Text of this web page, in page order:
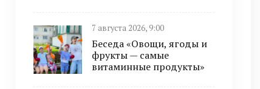
7 августа 2026, 9:00
Беседа «Овощи, ягоды и
фрукты — самые
витаминные продукты»